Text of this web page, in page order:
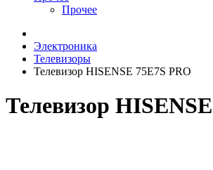
Прочее
Электроника
Телевизоры
Телевизор HISENSE 75E7S PRO
Телевизор